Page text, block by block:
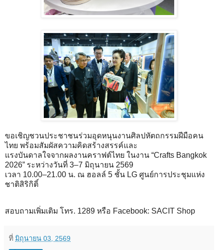
ขอเชิญชวนประชาชนร่วมอุดหนุนงานศิลปหัตถกรรมฝีมือคน
ไทย พร้อมสัมผัสความคิดสร้างสรรค์และ
แรงบันดาลใจจากผลงานคราฟต์ไทย ในงาน “Crafts Bangkok
2026” ระหว่างวันที่ 3–7 มิถุนายน 2569
เวลา 10.00–21.00 น. ณ ฮอลล์ 5 ชั้น LG ศูนย์การประชุมแห่ง
ชาติสิริกิติ์
สอบถามเพิ่มเติม โทร. 1289 หรือ Facebook: SACIT Shop
ที่ มิถุนายน 03, 2569